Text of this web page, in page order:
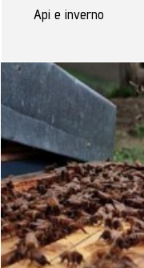
Api e inverno